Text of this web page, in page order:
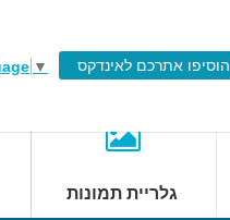
הוסיפו אתרכם לאינדקס ▼
גלריית תמונות